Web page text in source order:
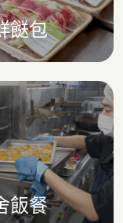
餸包
飯餐